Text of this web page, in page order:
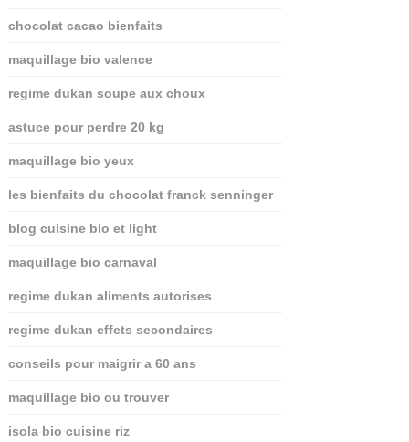
chocolat cacao bienfaits
maquillage bio valence
regime dukan soupe aux choux
astuce pour perdre 20 kg
maquillage bio yeux
les bienfaits du chocolat franck senninger
blog cuisine bio et light
maquillage bio carnaval
regime dukan aliments autorises
regime dukan effets secondaires
conseils pour maigrir a 60 ans
maquillage bio ou trouver
isola bio cuisine riz